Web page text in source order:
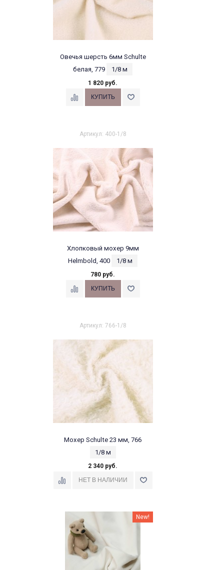
Овечья шерсть 6мм Schulte
белая, 779
1/8 м
1 820 руб.
Артикул: 400-1/8
Хлопковый мохер 9мм
Helmbold, 400
1/8 м
780 руб.
Артикул: 766-1/8
Мохер Schulte 23 мм, 766
1/8 м
2 340 руб.
New!